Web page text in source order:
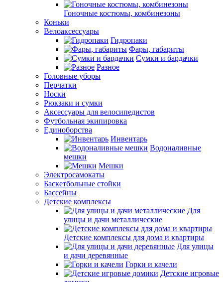
Гоночные костюмы, комбинезоны
Коньки
Велоаксессуары
Гидропаки
Фары, габариты
Сумки и бардачки
Разное
Головные уборы
Перчатки
Носки
Рюкзаки и сумки
Аксессуары для велосипедистов
Футбольная экипировка
Единоборства
Инвентарь
Водоналивные
мешки
Мешки
Электросамокаты
Баскетбольные стойки
Бассейны
Детские комплексы
Для
улицы и дачи металлические
Детские комплексы для дома и квартиры
Для улицы
и дачи деревянные
Горки и качели
Детские игровые